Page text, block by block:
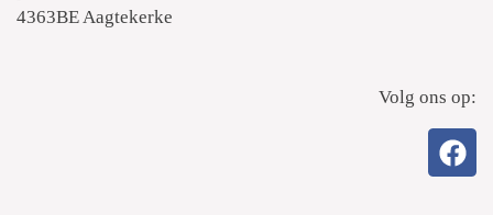
4363BE Aagtekerke
Volg ons op: